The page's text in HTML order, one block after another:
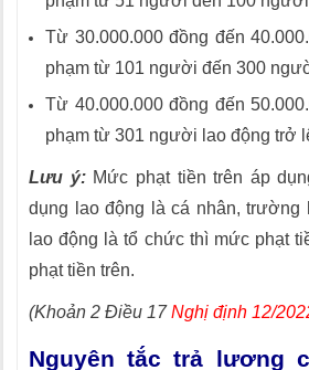
Từ 30.000.000 đồng đến
phạm từ 101 người đến 300
Từ 40.000.000 đồng đến
phạm từ 301 người lao động trở
Lưu ý:Mức phạt tiền trên áp
dụng lao động là cá nhân,
lao động là tổ chức thì mức phạt
phạt tiền trên.
(Khoản 2 Điều 17Nghị định 12/
Nguyên tắc trả lương